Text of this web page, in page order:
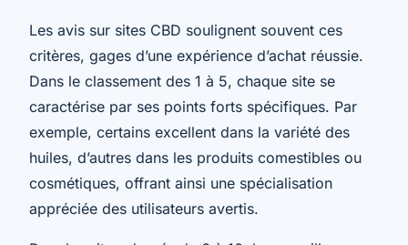
Les avis sur sites CBD soulignent souvent ces
critères, gages d’une expérience d’achat réussie.
Dans le classement des 1 à 5, chaque site se
caractérise par ses points forts spécifiques. Par
exemple, certains excellent dans la variété des
huiles, d’autres dans les produits comestibles ou
cosmétiques, offrant ainsi une spécialisation
appréciée des utilisateurs avertis.